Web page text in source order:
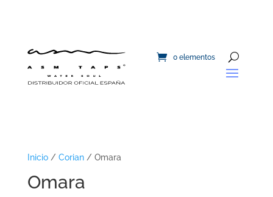
0 elementos
Inicio/ Corian/ Omara
Omara